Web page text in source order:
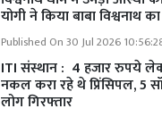
योगी ने किया बाबा विश्वनाथ
Published On 30 Jul 2026
ITI संस्थान : 4 हजार रुपये
नकल करा रहे थे प्रिंसिपल, 5
लोग गिरफ्तार